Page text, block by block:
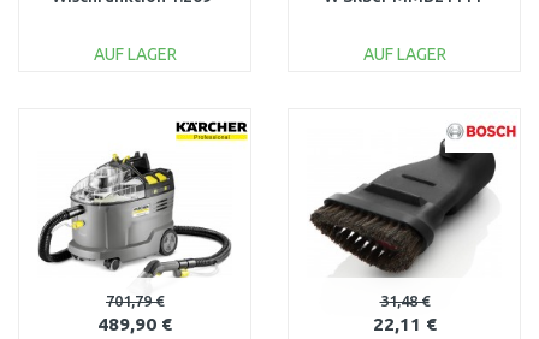
AUF LAGER
Vergleichen
AUF LAGER
Vergleichen
701,79 €
489,90 €
31,48 €
22,11 €